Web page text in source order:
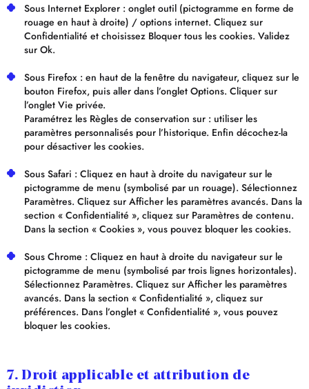
Sous Internet Explorer : onglet outil (pictogramme en forme de
rouage en haut à droite) / options internet. Cliquez sur
Confidentialité et choisissez Bloquer tous les cookies. Validez
sur Ok.
Sous Firefox : en haut de la fenêtre du navigateur, cliquez sur le
bouton Firefox, puis aller dans l’onglet Options. Cliquer sur
l’onglet Vie privée.
Paramétrez les Règles de conservation sur : utiliser les
paramètres personnalisés pour l’historique. Enfin décochez-la
pour désactiver les cookies.
Sous Safari : Cliquez en haut à droite du navigateur sur le
pictogramme de menu (symbolisé par un rouage). Sélectionnez
Paramètres. Cliquez sur Afficher les paramètres avancés. Dans la
section « Confidentialité », cliquez sur Paramètres de contenu.
Dans la section « Cookies », vous pouvez bloquer les cookies.
Sous Chrome : Cliquez en haut à droite du navigateur sur le
pictogramme de menu (symbolisé par trois lignes horizontales).
Sélectionnez Paramètres. Cliquez sur Afficher les paramètres
avancés. Dans la section « Confidentialité », cliquez sur
préférences. Dans l’onglet « Confidentialité », vous pouvez
bloquer les cookies.
7. Droit applicable et attribution de